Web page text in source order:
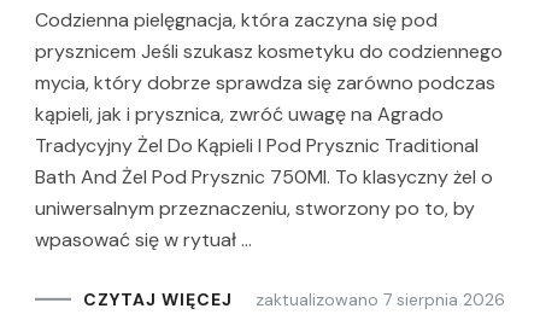
Codzienna pielęgnacja, która zaczyna się pod
prysznicem Jeśli szukasz kosmetyku do codziennego
mycia, który dobrze sprawdza się zarówno podczas
kąpieli, jak i prysznica, zwróć uwagę na Agrado
Tradycyjny Żel Do Kąpieli I Pod Prysznic Traditional
Bath And Żel Pod Prysznic 750Ml. To klasyczny żel o
uniwersalnym przeznaczeniu, stworzony po to, by
wpasować się w rytuał …
CZYTAJ WIĘCEJ zaktualizowano 7 sierpnia 2026